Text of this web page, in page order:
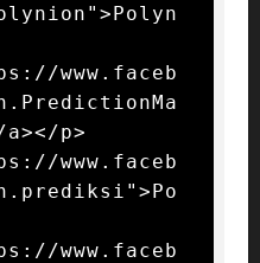
www.faceb
p>
www.faceb
www.faceb